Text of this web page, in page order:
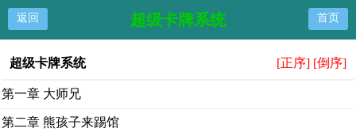
返回 超级卡牌系统 首页
超级卡牌系统 [正序] [倒序]
第一章 大师兄
第二章 熊孩子来踢馆